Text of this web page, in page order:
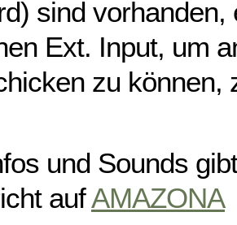
sind vorhanden,
Ext. Input, um
zu können,
und Sounds
aufAMAZONA